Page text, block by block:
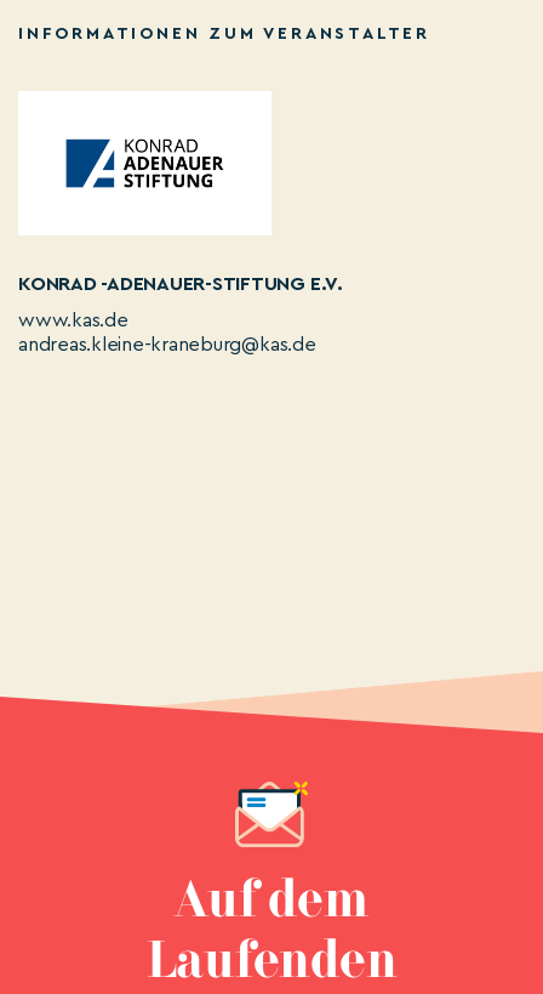
INFORMATIONEN ZUM VERANSTALTER
KONRAD -ADENAUER-STIFTUNG E.V.
www.kas.de
andreas.kleine-kraneburg@kas.de
Auf dem
Laufenden